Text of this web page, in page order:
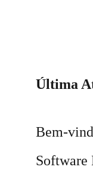
Última
Bem-